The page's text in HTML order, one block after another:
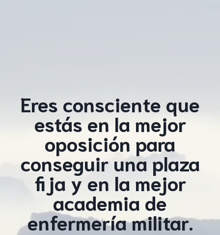
Eres consciente que
estás en la mejor
oposición para
conseguir una plaza
fija y en la mejor
academia de
enfermería militar.